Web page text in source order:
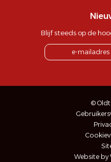
Blijf steeds op de
©
Website by